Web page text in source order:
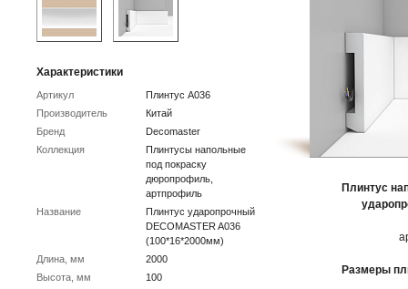
Характеристики
Артикул
Плинтус A036
Производитель
Китай
Бренд
Decomaster
Коллекция
Плинтусы напольные
под покраску
дюропрофиль,
артпрофиль
Название
Плинтус ударопрочный
DECOMASTER A036
(100*16*2000мм)
Длина, мм
2000
Высота, мм
100
Плинтус
Размеры